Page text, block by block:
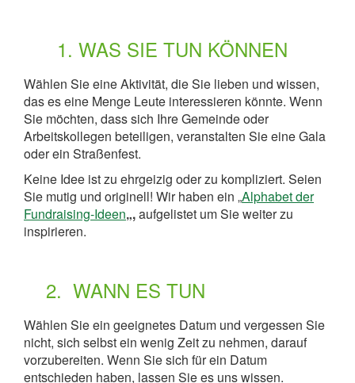
1. WAS SIE TUN KÖNNEN
Wählen Sie eine Aktivität, die Sie lieben und wissen,
das es eine Menge Leute interessieren könnte. Wenn
Sie möchten, dass sich Ihre Gemeinde oder
Arbeitskollegen beteiligen, veranstalten Sie eine Gala
oder ein Straßenfest.
Keine Idee ist zu ehrgeizig oder zu kompliziert. Seien
Sie mutig und originell! Wir haben ein „Alphabet der
Fundraising-Ideen„,aufgelistet um Sie weiter zu
inspirieren.
2. WANN ES TUN
Wählen Sie ein geeignetes Datum und vergessen Sie
nicht, sich selbst ein wenig Zeit zu nehmen, darauf
vorzubereiten. Wenn Sie sich für ein Datum
entschieden haben, lassen Sie es uns wissen.